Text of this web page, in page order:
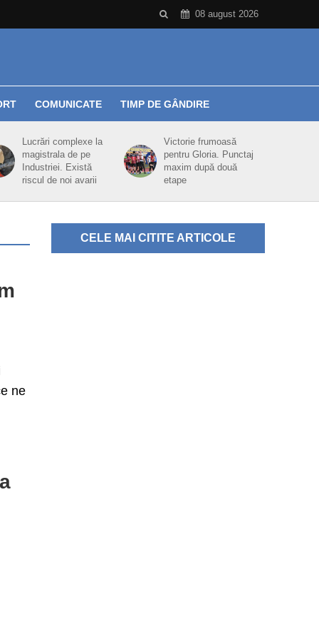
08 august 2026
COMUNICATE TIMP DE GÂNDIRE
Lucrări complexe la
magistrala de pe
Industriei. Există
riscul de noi avarii
Victorie frumoasă
pentru Gloria. Punctaj
maxim după două
etape
ne
CELE MAI CITITE ARTICOLE